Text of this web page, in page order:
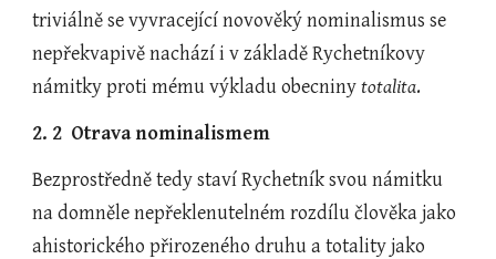
triviálně se vyvracející novověký nominalismus se
nepřekvapivě nachází i v základě Rychetníkovy
námitky proti mému výkladu obecniny totalita.
2. 2  Otrava nominalismem
Bezprostředně tedy staví Rychetník svou námitku
na domněle nepřeklenutelném rozdílu člověka jako
ahistorického přirozeného druhu a totality jako